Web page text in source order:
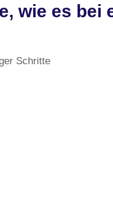
wie es
Schritte